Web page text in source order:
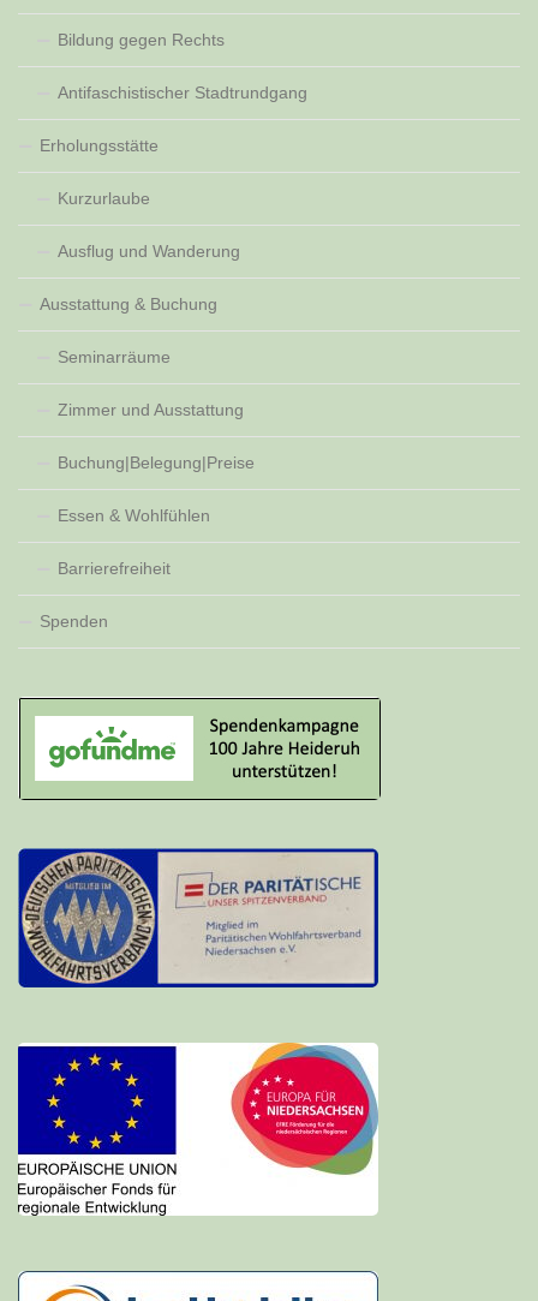
Bildung gegen Rechts
Antifaschistischer Stadtrundgang
Erholungsstätte
Kurzurlaube
Ausflug und Wanderung
Ausstattung & Buchung
Seminarräume
Zimmer und Ausstattung
Buchung|Belegung|Preise
Essen & Wohlfühlen
Barrierefreiheit
Spenden